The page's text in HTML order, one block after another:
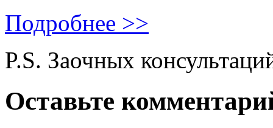
Подробнее >>
P.S. Заочных
Оставьте